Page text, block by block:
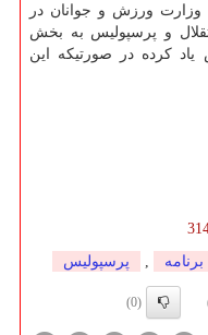
وزارت ورزش و جوانان در
و پرسپولیس به بخش
كرده در صورتیكه این
برنامه , پرسپولیس
(0)